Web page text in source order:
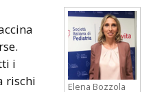
Elena Bozzola
i
rischi